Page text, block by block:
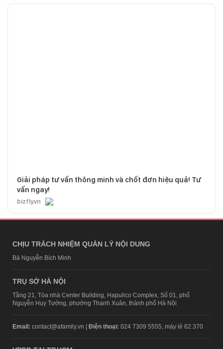
Giải pháp tư vấn thông minh và chốt đơn hiệu quả! Tư
vấn ngay!
bizfly.vn
CHỊU TRÁCH NHIỆM QUẢN LÝ NỘI DUNG
Bà Nguyễn Bích Minh
TRỤ SỞ HÀ NỘI
Tầng 21, Tòa nhà Center Building, Hapulico Complex, Số 01, phố
Nguyễn Huy Tưởng, phường Thanh Xuân, thành phố Hà Nội
Email: contact@afamily.vn | Điện thoại: 024 7309 5555, máy lẻ 62.370